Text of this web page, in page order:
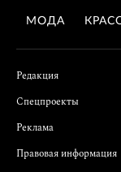
МОДА
Редакция
Спецпроекты
Реклама
Правовая информация